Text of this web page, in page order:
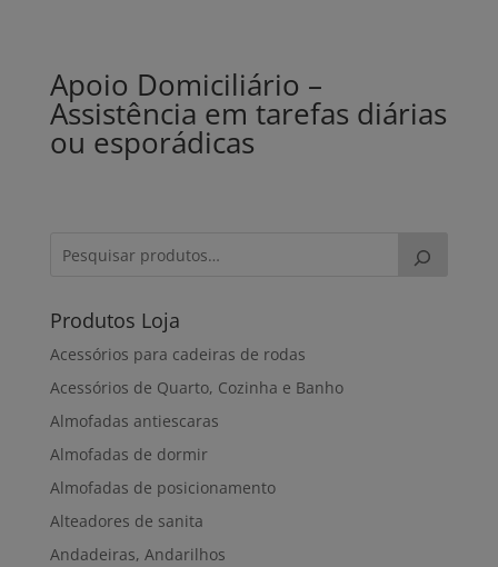
Apoio Domiciliário –
Assistência em tarefas diárias
ou esporádicas
Produtos Loja
Acessórios para cadeiras de rodas
Acessórios de Quarto, Cozinha e Banho
Almofadas antiescaras
Almofadas de dormir
Almofadas de posicionamento
Alteadores de sanita
Andadeiras, Andarilhos